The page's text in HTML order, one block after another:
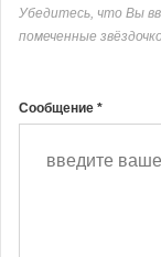
Убедитесь, что Вы
помеченные
Сообщение *